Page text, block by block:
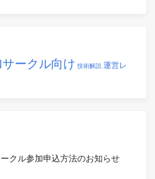
ークル向け 技術解説 運営レ
クル参加申込方法のお知らせ